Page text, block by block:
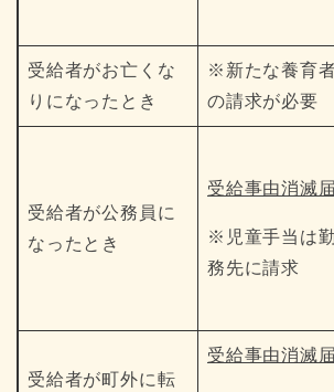
受給者がお亡くな
りになったとき
※新たな養育
の請求が必要
受給者が公務員に
なったとき
受給事由消滅届
※児童手当は勤
務先に請求
受給者が町外に転
受給事由消滅届